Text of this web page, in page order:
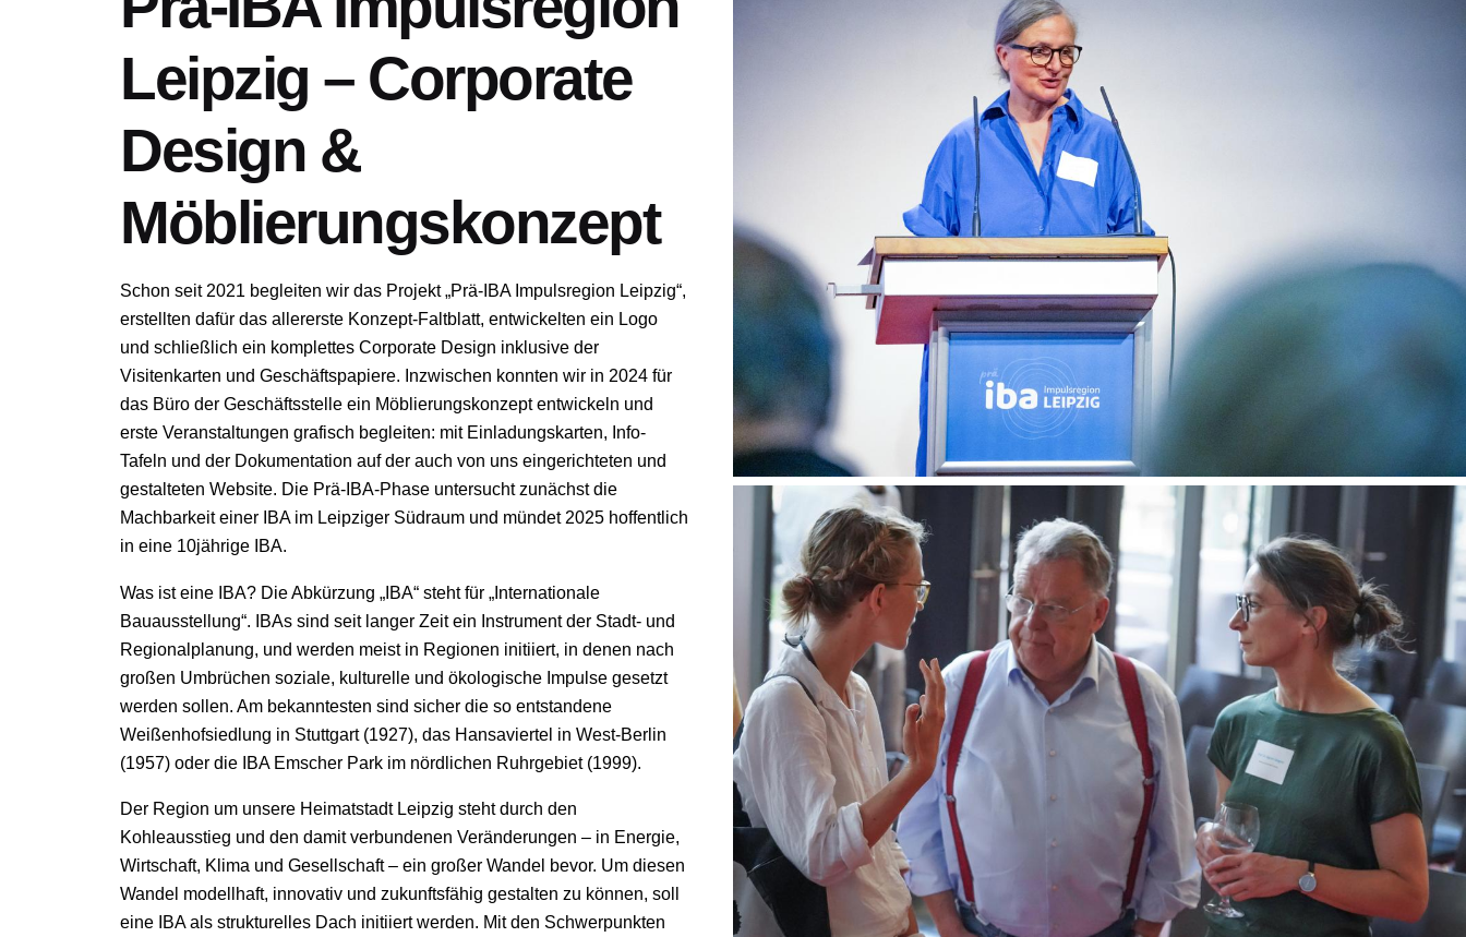
Leipzig – Corporate
Design &
Möblierungskonzept
Schon seit 2021 begleiten wir das Projekt „Prä-IBA Impulsregion Leipzig“,
erstellten dafür das allererste Konzept-Faltblatt, entwickelten ein Logo
und schließlich ein komplettes Corporate Design inklusive der
Visitenkarten und Geschäftspapiere. Inzwischen konnten wir in 2024 für
das Büro der Geschäftsstelle ein Möblierungskonzept entwickeln und
erste Veranstaltungen grafisch begleiten: mit Einladungskarten, Info-
Tafeln und der Dokumentation auf der auch von uns eingerichteten und
gestalteten Website. Die Prä-IBA-Phase untersucht zunächst die
Machbarkeit einer IBA im Leipziger Südraum und mündet 2025 hoffentlich
in eine 10jährige IBA.
Was ist eine IBA? Die Abkürzung „IBA“ steht für „Internationale
Bauausstellung“. IBAs sind seit langer Zeit ein Instrument der Stadt- und
Regionalplanung, und werden meist in Regionen initiiert, in denen nach
großen Umbrüchen soziale, kulturelle und ökologische Impulse gesetzt
werden sollen. Am bekanntesten sind sicher die so entstandene
Weißenhofsiedlung in Stuttgart (1927), das Hansaviertel in West-Berlin
(1957) oder die IBA Emscher Park im nördlichen Ruhrgebiet (1999).
Der Region um unsere Heimatstadt Leipzig steht durch den
Kohleausstieg und den damit verbundenen Veränderungen – in Energie,
Wirtschaft, Klima und Gesellschaft – ein großer Wandel bevor. Um diesen
Wandel modellhaft, innovativ und zukunftsfähig gestalten zu können, soll
eine IBA als strukturelles Dach initiiert werden. Mit den Schwerpunkten